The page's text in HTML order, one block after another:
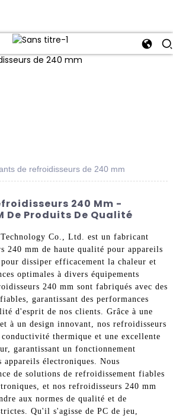
de refroidisseurs de 240 mm
240 Mm -
De Produits De Qualité
Co., Ltd. est un fabricant
240 mm de haute qualité pour appareils
dissiper efficacement la chaleur et
optimales à divers équipements
240 mm sont fabriqués avec des
garantissant des performances
d'esprit de nos clients. Grâce à une
à un design innovant, nos refroidisseurs
thermique et une excellente
garantissant un fonctionnement
électroniques. Nous
de solutions de refroidissement fiables
et nos refroidisseurs 240 mm
aux normes de qualité et de
Qu'il s'agisse de PC de jeu,